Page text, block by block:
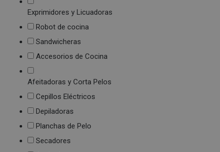
Exprimidores y Licuadoras
Robot de cocina
Sandwicheras
Accesorios de Cocina
Afeitadoras y Corta Pelos
Cepillos Eléctricos
Depiladoras
Planchas de Pelo
Secadores